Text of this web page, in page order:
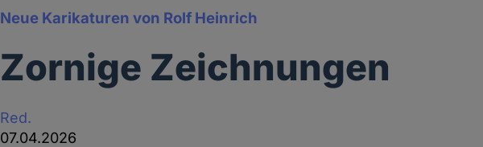
Neue Karikaturen von Rolf Heinrich
Zornige Zeichnungen
Red.
07.04.2026